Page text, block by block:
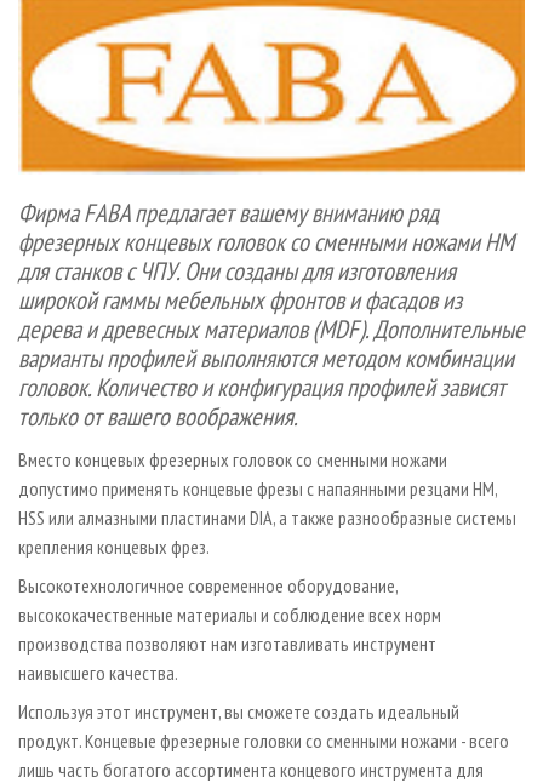
СУШКА ДРЕВЕСИНЫ
ПРОИЗВОДСТВО ДРЕВЕСНЫХ ПЛИТ
ДЕРЕВЯННОЕ ДОМОСТРОЕНИЕ
ПРОИЗВОДСТВО МЕБЕЛИ
БИОЭНЕРГЕТИКА
ЦБП
ИНСТРУМЕНТ И МАТЕРИАЛЫ
ПЕРСОНЫ
МОБИЛЬНЫЕ ВЫСТАВКИ
ОФИЦИАЛЬНЫЕ ДЕЛЕГАЦИИ
ПРИОРИТЕТНЫЕ ИНВЕСТПРОЕКТЫ
RUSSIAN FORESTRY REVIEW
ГАЗЕТА ЛЕСПРОМФОРУМ
БИБЛИОТЕКА СПЕЦИАЛИСТА
КОНТАКТЫ
РЕКЛАМА
РЕКЛАМА НА САЙТЕ
Фирма FABA предлагает вашему вниманию ряд
фрезерных концевых головок со сменными ножами HM
для станков с ЧПУ. Они созданы для изготовления
широкой гаммы мебельных фронтов и фасадов из
дерева и древесных материалов (MDF). Дополнительные
варианты профилей выполняются методом комбинации
головок. Количество и конфигурация профилей зависят
только от вашего воображения.
Вместо концевых фрезерных головок со сменными ножами
допустимо применять концевые фрезы с напаянными резцами HM,
HSS или алмазными пластинами DIA, а также разнообразные системы
крепления концевых фрез.
Высокотехнологичное современное оборудование,
высококачественные материалы и соблюдение всех норм
производства позволяют нам изготавливать инструмент
наивысшего качества.
Используя этот инструмент, вы сможете создать идеальный
продукт. Концевые фрезерные головки со сменными ножами - всего
лишь часть богатого ассортимента концевого инструмента для